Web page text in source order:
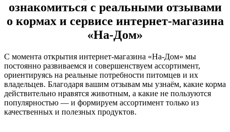
ознакомиться с реальными отзывами
о кормах и сервисе интернет-магазина
«На-Дом»
С момента открытия интернет-магазина «На-Дом» мы
постоянно развиваемся и совершенствуем ассортимент,
ориентируясь на реальные потребности питомцев и их
владельцев. Благодаря вашим отзывам мы узнаём, какие корма
действительно нравятся животным, а какие не пользуются
популярностью — и формируем ассортимент только из
качественных и полезных продуктов.